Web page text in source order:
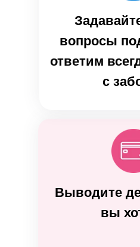
Выводите
вы
вопросы
ответим
с